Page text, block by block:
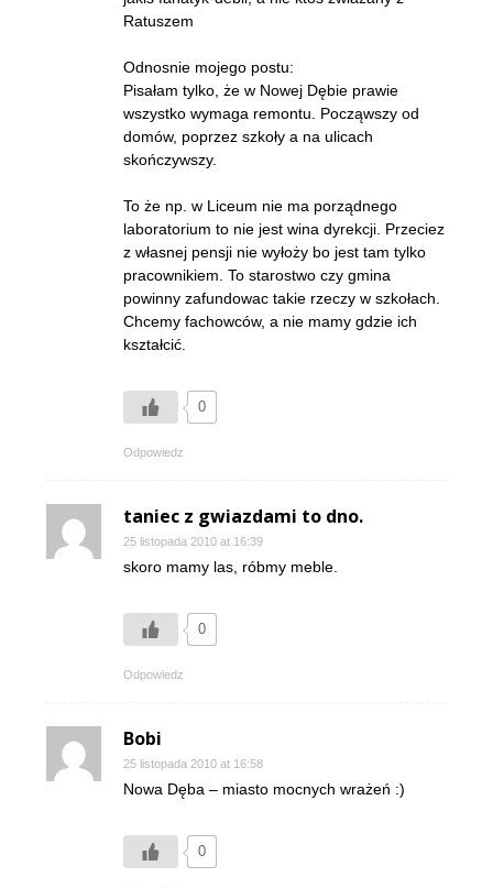
Ratuszem
Odnosnie mojego postu:
Pisałam tylko, że w Nowej Dębie prawie
wszystko wymaga remontu. Począwszy od
domów, poprzez szkoły a na ulicach
skończywszy.
To że np. w Liceum nie ma porządnego
laboratorium to nie jest wina dyrekcji. Przeciez
z własnej pensji nie wyłoży bo jest tam tylko
pracownikiem. To starostwo czy gmina
powinny zafundowac takie rzeczy w szkołach.
Chcemy fachowców, a nie mamy gdzie ich
kształcić.
0
Odpowiedz
taniec z gwiazdami to dno.
25 listopada 2010 at 16:39
skoro mamy las, róbmy meble.
0
Odpowiedz
Bobi
25 listopada 2010 at 16:58
Nowa Dęba – miasto mocnych wrażeń :)
0